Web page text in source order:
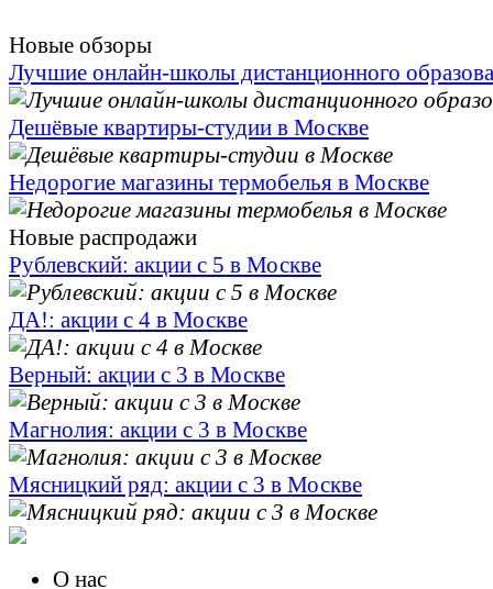
Новые обзоры
Лучшие онлайн-школы дистанционного
Дешёвые квартиры-студии в Москве
Недорогие магазины термобелья в Москве
Новые распродажи
Рублевский: акции с 5 в Москве
ДА!: акции с 4 в Москве
Верный: акции с 3 в Москве
Магнолия: акции с 3 в Москве
Мясницкий ряд: акции с 3 в Москве
О нас